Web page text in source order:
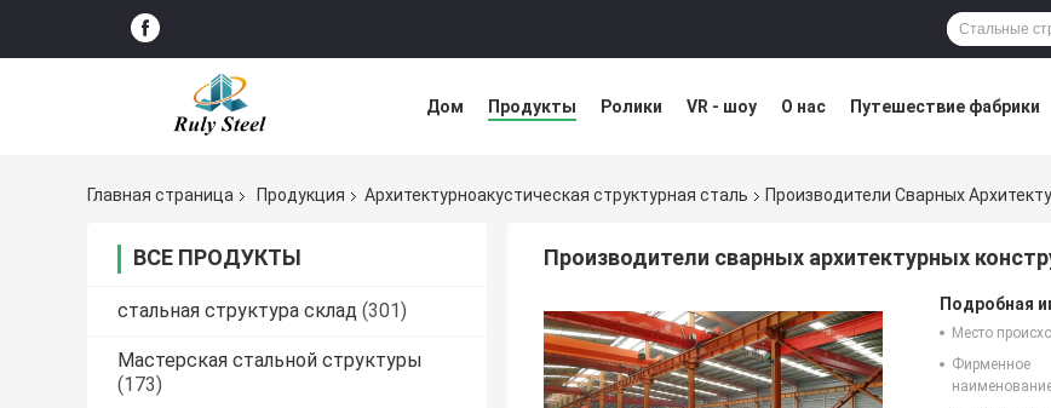
Дом Продукты Ролики VR - шоу О нас Путешествие фабрики
Главная страница
Продукция Архитектурноакустическая структурная сталь Производители Сварных
ВСЕ ПРОДУКТЫ
стальная структура склад (301)
Мастерская стальной структуры
(173)
Производители сварных архитектурных
Подробная
Место
Фирменное